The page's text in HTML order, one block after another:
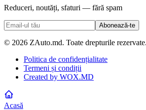
Reduceri, noutăți, sfaturi — fără spam
Abonează-te
© 2026 ZAuto.md. Toate drepturile rezervate.
Politica de confidențialitate
Termeni și condiții
Created by WOX.MD
Acasă